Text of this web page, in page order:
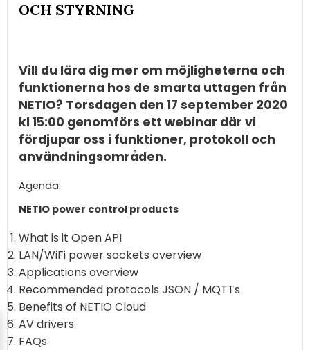
OCH STYRNING
Vill du lära dig mer om möjligheterna och
funktionerna hos de smarta uttagen från
NETIO? Torsdagen den 17 september 2020
kl 15:00 genomförs ett webinar där vi
fördjupar oss i funktioner, protokoll och
användningsområden.
Agenda:
NETIO power control products
What is it Open API
LAN/WiFi power sockets overview
Applications overview
Recommended protocols JSON / MQTTs
Benefits of NETIO Cloud
AV drivers
FAQs